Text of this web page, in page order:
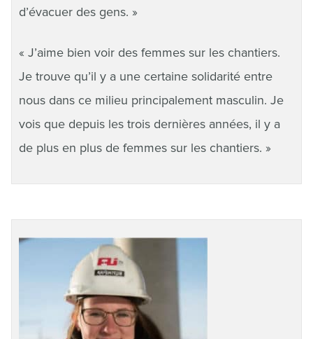
d’évacuer des gens. »
« J’aime bien voir des femmes sur les chantiers.
Je trouve qu’il y a une certaine solidarité entre
nous dans ce milieu principalement masculin. Je
vois que depuis les trois dernières années, il y a
de plus en plus de femmes sur les chantiers. »